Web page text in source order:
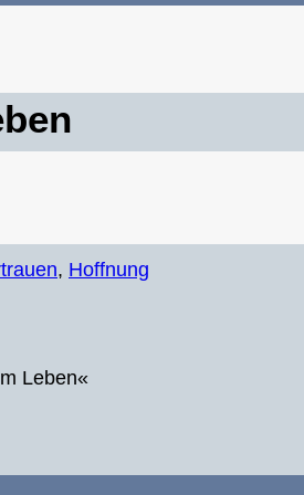
, Hoffnung
Leben«